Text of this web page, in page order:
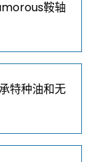
鞍轴
特种油和无